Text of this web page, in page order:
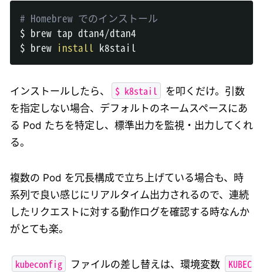
# Homebrew でのインストール
$ brew tap dtan4/dtan4
$ brew install
インストールしたら、 $ k8stail
を叩くだけ。引数
を指定しない場合、デフォルトのネームスペースにあ
る Pod たちを特定し、標準出力を監視・出力してくれ
る。
複数の Pod を冗長構成で立ち上げている場合も、時
系列で良い感じにリアルタイム出力されるので、連続
したリクエストに対する動作ログを確認する時なんか
がとても楽。
kubeconfig ファイルの差し替えは、環境変数
KUBEC